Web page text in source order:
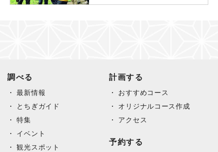
調べる
最新情報
とちぎガイド
特集
イベント
観光スポット
計画する
おすすめコース
オリジナルコース作成
アクセス
予約する